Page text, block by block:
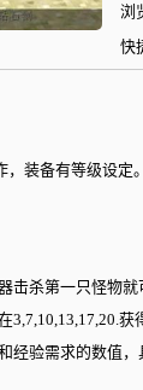
浏
快
，装备有等级设
击杀第一只怪物
获
经验需求的数值